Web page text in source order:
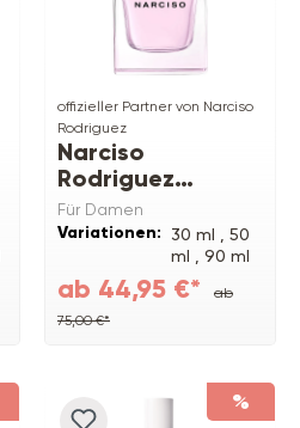
offizieller Partner von Narciso
Rodriguez
Narciso
Rodriguez
Narciso EDP
Radiante
Für Damen
Variationen: 30 ml , 50
ml , 90 ml
ab 44,95 €*
ab
75,00 €*
%